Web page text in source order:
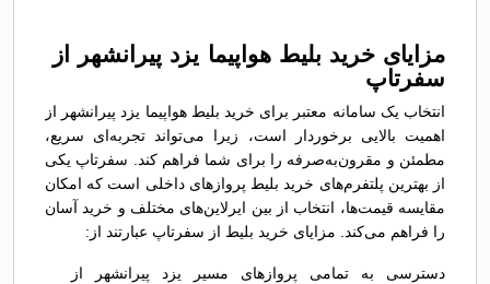
مزایای خرید بلیط هواپیما یزد پیرانشهر از
سفرتاپ
انتخاب یک سامانه معتبر برای خرید بلیط هواپیما یزد پیرانشهر از
اهمیت بالایی برخوردار است، زیرا می‌تواند تجربه‌ای سریع،
مطمئن و مقرون‌به‌صرفه را برای شما فراهم کند. سفرتاپ یکی
از بهترین پلتفرم‌های خرید بلیط پروازهای داخلی است که امکان
مقایسه قیمت‌ها، انتخاب از بین ایرلاین‌های مختلف و خرید آسان
را فراهم می‌کند. مزایای خرید بلیط از سفرتاپ عبارتند از:
دسترسی به تمامی پروازهای مسیر یزد پیرانشهر از